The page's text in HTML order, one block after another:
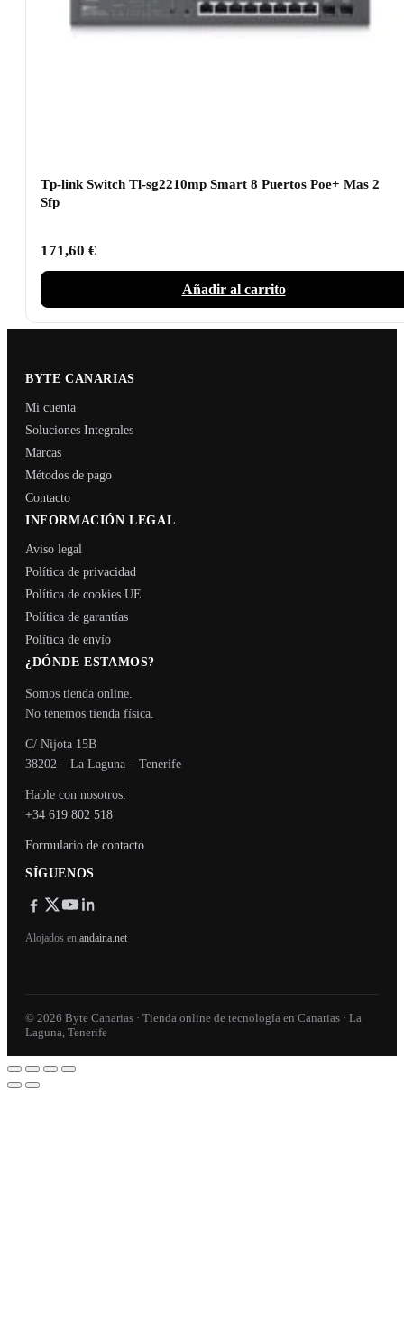
Tp-link Switch Tl-sg2210mp Smart 8 Puertos Poe+ Mas 2
Sfp
171,60 €
Añadir al carrito
BYTE CANARIAS
Mi cuenta
Soluciones Integrales
Marcas
Métodos de pago
Contacto
INFORMACIÓN LEGAL
Aviso legal
Política de privacidad
Política de cookies UE
Política de garantías
Política de envío
¿DÓNDE ESTAMOS?
Somos tienda online.
No tenemos tienda física.
C/ Nijota 15B
38202 – La Laguna – Tenerife
Hable con nosotros:
+34 619 802 518
Formulario de contacto
SÍGUENOS
Alojados en andaina.net
© 2026 Byte Canarias · Tienda online de tecnología en Canarias · La
Laguna, Tenerife